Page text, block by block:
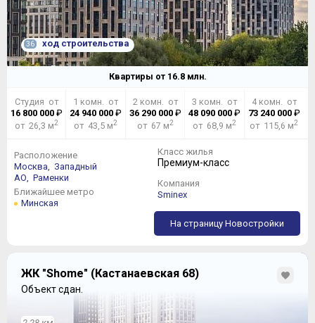
36 ход строительства
Квартиры от 16.8млн.
Студия от
16 800 000₽
от 26,3 м2
1 комн. от
24 940 000 ₽
от 43,5 м2
2 комн. от
36 290 000₽
от 67 м2
3 комн. от
48 090 000 ₽
от 68,9 м2
4 комн. от
73 240 000₽
от 115,6 м2
Расположение
Москва, Западный
АО, Раменки
Ближайшее метро
Минская
Класс жилья
Премиум-класс
Компания
Sminex
На страницу Новостройки
ЖК "Shome" (Кастанаевская 68)
Объект сдан.